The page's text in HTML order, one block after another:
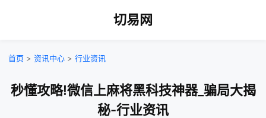
切易网
首页 > 资讯中心 > 行业资讯
秒懂攻略!微信上麻将黑科技神器_骗局大揭
秘-行业资讯